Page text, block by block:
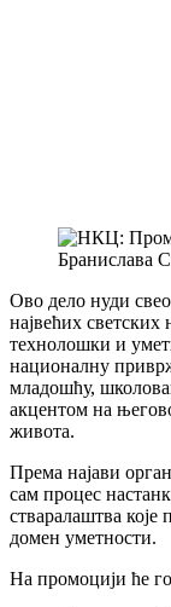
Ово дело нуди
највећих
технолошки и
националну
младошћу,
акцентом на
живота.
Према најави
сам процес
стваралаштва које
домен уметности.
На промоцији ће